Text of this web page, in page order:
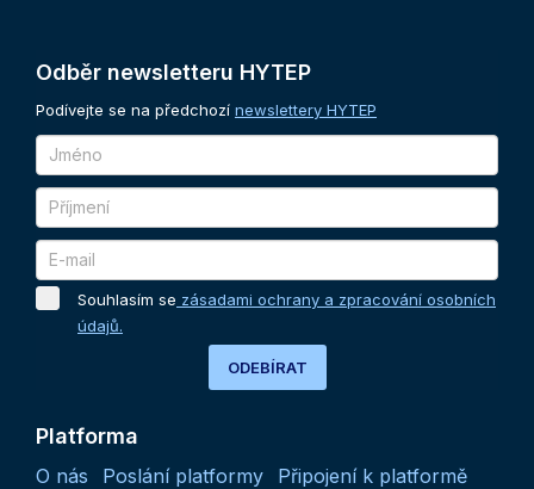
Odběr newsletteru HYTEP
Podívejte se na předchozí newslettery HYTEP
Souhlasím se zásadami ochrany a zpracování osobních
údajů.
ODEBÍRAT
Platforma
O nás Poslání platformy
Připojení k platformě